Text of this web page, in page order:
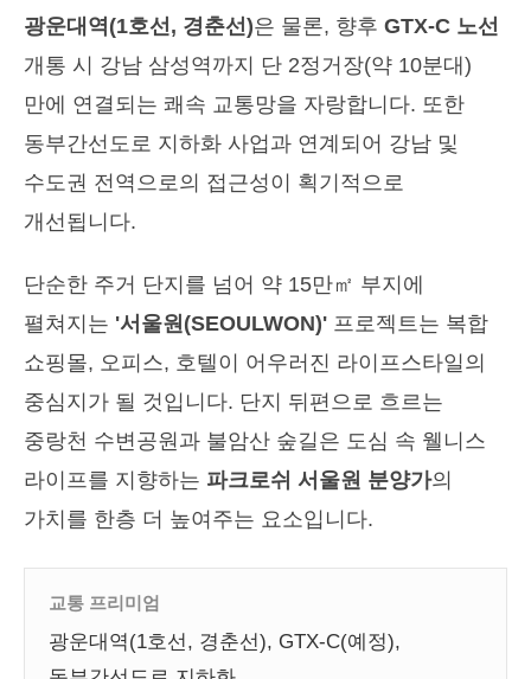
광운대역(1호선, 경춘선)은 물론, 향후 GTX-C 노선
개통 시 강남 삼성역까지 단 2정거장(약 10분대)
만에 연결되는 쾌속 교통망을 자랑합니다. 또한
동부간선도로 지하화 사업과 연계되어 강남 및
수도권 전역으로의 접근성이 획기적으로
개선됩니다.
단순한 주거 단지를 넘어 약 15만㎡ 부지에
펼쳐지는 '서울원(SEOULWON)' 프로젝트는 복합
쇼핑몰, 오피스, 호텔이 어우러진 라이프스타일의
중심지가 될 것입니다. 단지 뒤편으로 흐르는
중랑천 수변공원과 불암산 숲길은 도심 속 웰니스
라이프를 지향하는 파크로쉬 서울원 분양가의
가치를 한층 더 높여주는 요소입니다.
교통 프리미엄
광운대역(1호선, 경춘선), GTX-C(예정),